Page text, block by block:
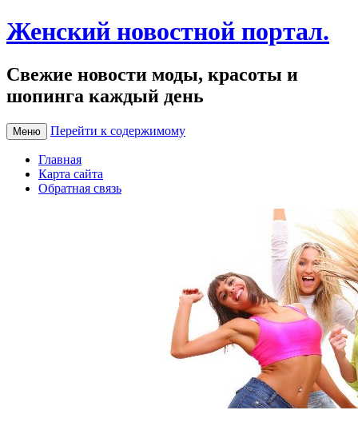
Женский новостной портал.
Свежие новости моды, красоты и
шопинга каждый день
Меню Перейти к содержимому
Главная
Карта сайта
Обратная связь